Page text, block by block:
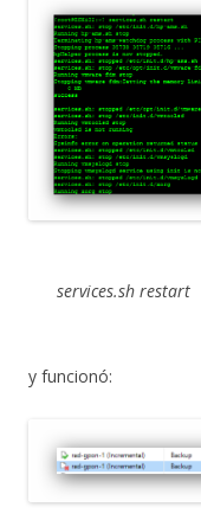
services.sh restart
y funcionó: